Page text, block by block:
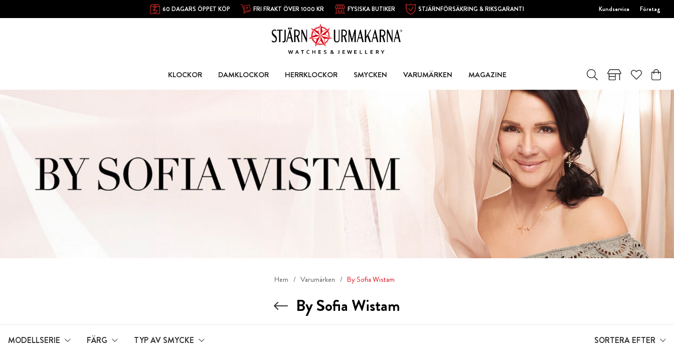
60 DAGARS ÖPPET KÖP FRI FRAKT ÖVER 1000 KR FYSISKA BUTIKER STJÄRNFÖRSÄKRING & RIKSGARANTI Kundservice Företag
KLOCKOR DAMKLOCKOR HERRKLOCKOR SMYCKEN VARUMÄRKEN MAGAZINE
Hem Varumärken By Sofia Wistam
By Sofia Wistam
MODELLSERIE FÄRG TYP AV SMYCKE SORTERA EFTER